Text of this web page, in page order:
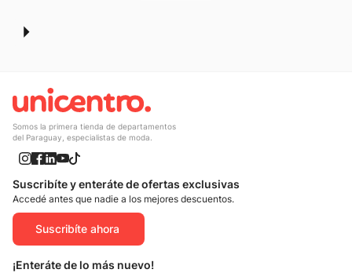
Somos la primera tienda de departamentos
del Paraguay, especialistas de moda.
Suscribíte y enteráte de ofertas exclusivas
Accedé antes que nadie a los mejores descuentos.
Suscribíte ahora
¡Enteráte de lo más nuevo!